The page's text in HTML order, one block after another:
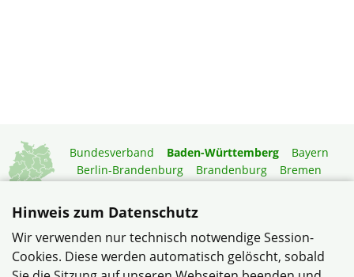
Bundesverband Baden-Württemberg
Bayern
Berlin-Brandenburg
Brandenburg
Bremen
Niedersachsen
Rheinland-Pfalz
Saarland
Sachsen-Anhalt
Schleswig-Holstein
Thüringen
Mitgliedermagazin
Gartenberatung
Hinweis zum Datenschutz
Wir verwenden nur technisch notwendige Session-
Cookies. Diese werden automatisch gelöscht, sobald